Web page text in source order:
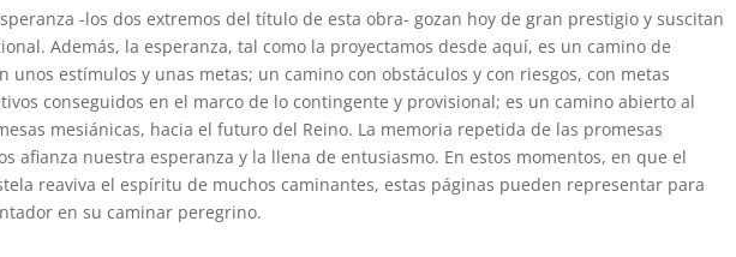
-los dos extremos del título de esta obra- gozan hoy de gran prestigio y suscitan
Además, la esperanza, tal como la proyectamos desde aquí, es un camino de
unos estímulos y unas metas; un camino con obstáculos y con riesgos, con metas
conseguidos en el marco de lo contingente y provisional; es un camino abierto al
mesiánicas, hacia el futuro del Reino. La memoria repetida de las promesas
afianza nuestra esperanza y la llena de entusiasmo. En estos momentos, en que el
reaviva el espíritu de muchos caminantes, estas páginas pueden representar para
en su caminar peregrino.